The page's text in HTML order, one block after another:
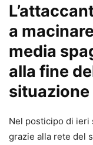
a
media
alla fine
situazione
Nel posticipo di ieri
grazie alla rete del